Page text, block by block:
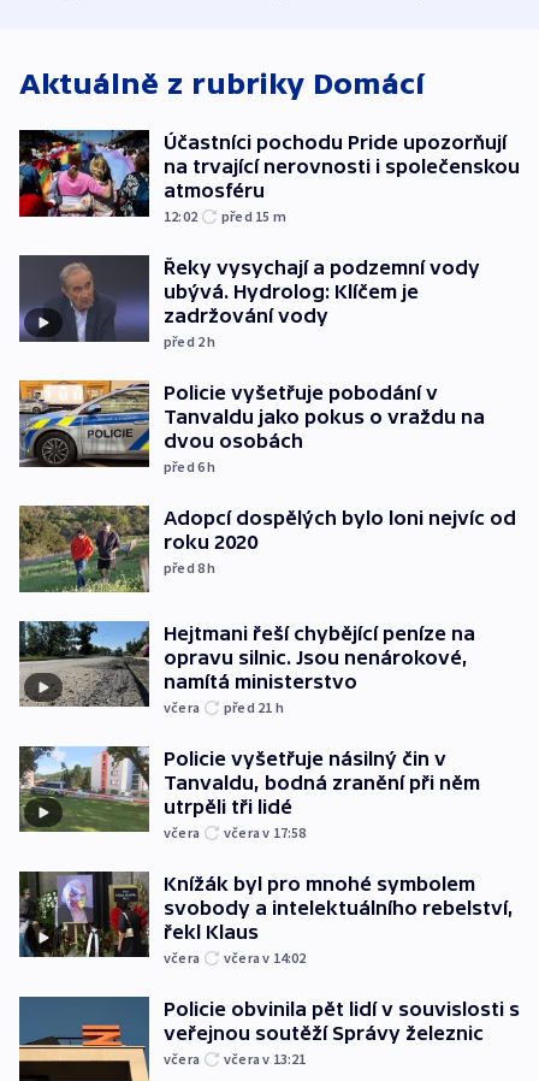
Aktuálně z rubriky Domácí
Účastníci pochodu Pride upozorňují
na trvající nerovnosti i společenskou
atmosféru
12:02 před 15 m
Řeky vysychají a podzemní vody
ubývá. Hydrolog: Klíčem je
zadržování vody
před 2h
Policie vyšetřuje pobodání v
Tanvaldu jako pokus o vraždu na
dvou osobách
před 6h
Adopcí dospělých bylo loni nejvíc od
roku 2020
před 8h
Hejtmani řeší chybějící peníze na
opravu silnic. Jsou nenárokové,
namítá ministerstvo
včera před 21 h
Policie vyšetřuje násilný čin v
Tanvaldu, bodná zranění při něm
utrpěli tři lidé
včera včera v 17:58
Knížák byl pro mnohé symbolem
svobody a intelektuálního rebelství,
řekl Klaus
včera včera v 14:02
Policie obvinila pět lidí v souvislosti s
veřejnou soutěží Správy železnic
včera včera v 13:21